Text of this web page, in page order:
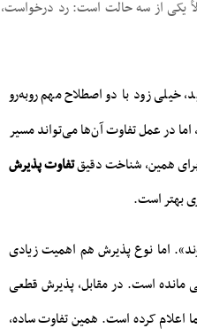
یکی از سه حالت است: رد درخواست،
خیلی زود با دو اصطلاح مهم روبه‌رو
اما در عمل تفاوت آن‌ها می‌تواند مسیر
برای همین، شناخت دقیقتفاوت پذیرش
بهتر است.
اما نوع پذیرش هم اهمیت زیادی
مانده است. در مقابل، پذیرش قطعی
اعلام کرده است. همین تفاوت ساده،